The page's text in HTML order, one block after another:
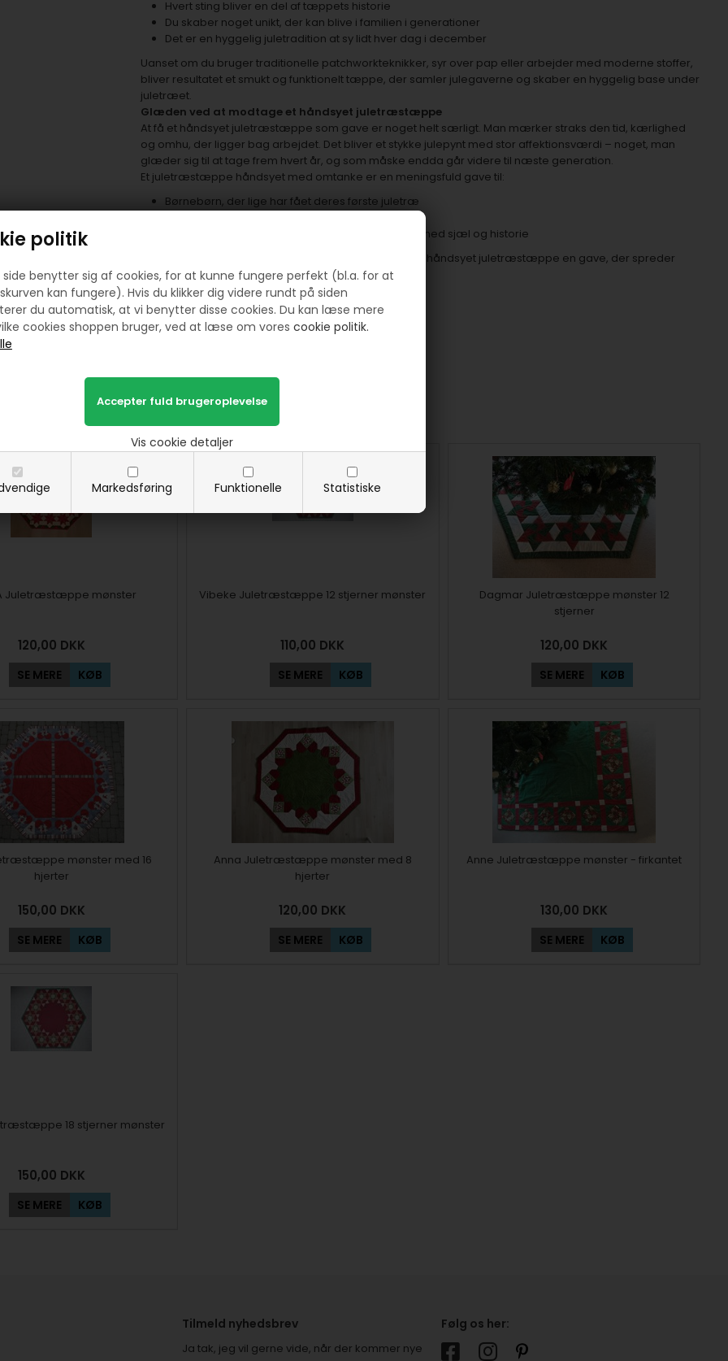
politik
side benytter sig af cookies, for at kunne fungere perfekt (bl.a. for at
kan fungere). Hvis du klikker dig videre rundt på siden
du automatisk, at vi benytter disse cookies. Du kan læse mere
cookies shoppen bruger, ved at læse om vores cookie politik.
Markedsføring Funktionelle Statistiske
Vis cookie detaljer
Hvert sting bliver en del af tæppets historie
Du skaber noget unikt, der kan blive i familien i generationer
Det er en hyggelig juletradition at sy lidt hver dag i december
Uanset om du bruger traditionelle patchworkteknikker, syr over pap eller arbejder med moderne stoffer,
bliver resultatet et smukt og funktionelt tæppe, der samler julegaverne og skaber en hyggelig base under
juletræet.
Glæden ved at modtage et håndsyet juletræstæppe
At få et håndsyet juletræstæppe som gave er noget helt særligt. Man mærker straks den tid, kærlighed
og omhu, der ligger bag arbejdet. Det bliver et stykke julepynt med stor affektionsværdi – noget, man
glæder sig til at tage frem hvert år, og som måske endda går videre til næste generation.
Et juletræstæppe håndsyet med omtanke er en meningsfuld gave til:
Børnebørn, der lige har fået deres første juletræ
Venner eller familie, som elsker julens traditioner
Dig selv, hvis du drømmer om et juletræstæppe med sjæl og historie
Uanset om du syr til dig selv eller en du holder af, er et håndsyet juletræstæppe en gave, der spreder
varme, minder og ægte julestemning.
Prøv lige at se her:
Juletræstæppe mønster
120,00 DKK
SE MERE KØB
Vibeke Juletræstæppe 12 stjerner mønster
110,00 DKK
SE MERE KØB
Dagmar Juletræstæppe mønster 12
stjerner
120,00 DKK
SE MERE KØB
mønster med 16
hjerter
150,00 DKK
SE MERE KØB
Anna Juletræstæppe mønster med 8
hjerter
120,00 DKK
SE MERE KØB
Anne Juletræstæppe mønster - firkantet
130,00 DKK
SE MERE KØB
18 stjerner mønster
150,00 DKK
SE MERE KØB
Tilmeld nyhedsbrev
Ja tak, jeg vil gerne vide, når der kommer nye
Følg os her: